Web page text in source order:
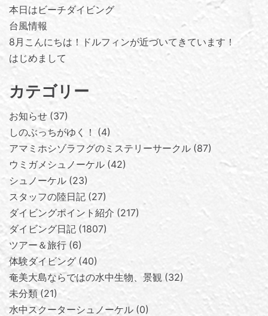
本日はビーチダイビング
台風情報
8月こんにちは！ドルフィンが近づいてきています！
はじめまして
カテゴリー
お知らせ 37
しのぶっちがゆく！
4
アマミホシゾラフグのミステリーサークル 87
ウミガメシュノーケル 42
シュノーケル 23
スタッフの陸日記 27
ダイビングポイント紹介 217
ダイビング日記 1807
ツアー＆旅行 6
体験ダイビング 40
奄美大島ならではの水中生物、景観 32
未分類 21
水中スクーターシュノーケル 0